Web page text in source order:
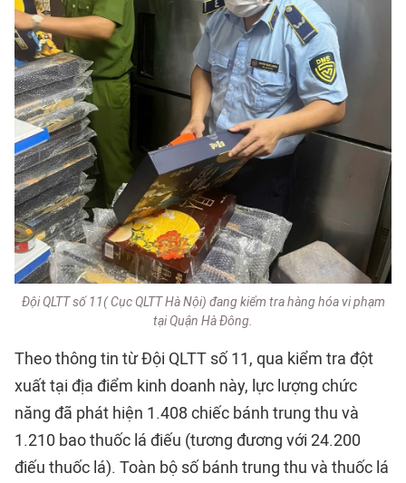
Đội QLTT số 11( Cục QLTT Hà Nội) đang kiểm tra hàng hóa vi phạm
tại Quận Hà Đông.
Theo thông tin từ Đội QLTT số 11, qua kiểm tra đột
xuất tại địa điểm kinh doanh này, lực lượng chức
năng đã phát hiện 1.408 chiếc bánh trung thu và
1.210 bao thuốc lá điếu (tương đương với 24.200
điếu thuốc lá). Toàn bộ số bánh trung thu và thuốc lá